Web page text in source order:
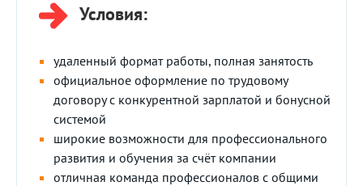
Условия:
удаленный формат работы, полная занятость
официальное оформление по трудовому
договору с конкурентной зарплатой и бонусной
системой
широкие возможности для профессионального
развития и обучения за счёт компании
отличная команда профессионалов с общими